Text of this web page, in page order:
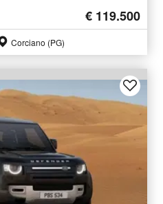
€ 119.500
Corciano (PG)